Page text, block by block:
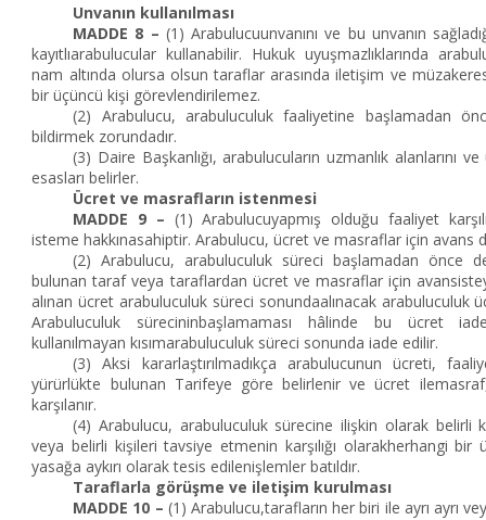
Unvanın kullanılması
MADDE 8 – (1) Arabulucuunvanını ve bu unvanın
kayıtlıarabulucular kullanabilir. Hukuk uyuşmazlıklarında
nam altında olursa olsun taraflar arasında iletişim ve
bir üçüncü kişi görevlendirilemez.
(2) Arabulucu, arabuluculuk faaliyetine başlamadan
bildirmek zorundadır.
(3) Daire Başkanlığı, arabulucuların uzmanlık alanlarını
esasları belirler.
Ücret ve masrafların istenmesi
MADDE 9 – (1) Arabulucuyapmış olduğu faaliyet
isteme hakkınasahiptir. Arabulucu, ücret ve masraflar için avans
(2) Arabulucu, arabuluculuk süreci başlamadan önce
bulunan taraf veya taraflardan ücret ve masraflar için
alınan ücret arabuluculuk süreci sonundaalınacak arabuluculuk
Arabuluculuk sürecininbaşlamaması hâlinde bu ücret
kullanılmayan kısımarabuluculuk süreci sonunda iade edilir.
(3) Aksi kararlaştırılmadıkça arabulucunun ücreti,
yürürlükte bulunan Tarifeye göre belirlenir ve ücret
karşılanır.
(4) Arabulucu, arabuluculuk sürecine ilişkin olarak belirli
veya belirli kişileri tavsiye etmenin karşılığı olarakherhangi
yasağa aykırı olarak tesis edilenişlemler batıldır.
Taraflarla görüşme ve iletişim kurulması
MADDE 10 – (1) Arabulucu,tarafların her biri ile ayrı ayrı